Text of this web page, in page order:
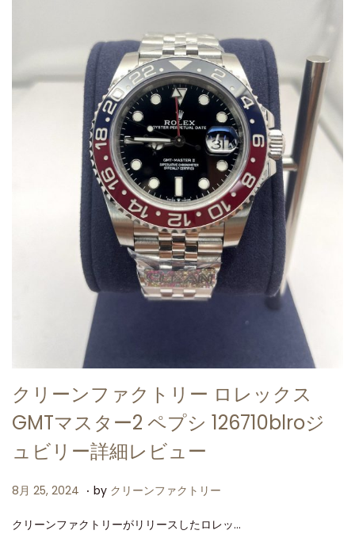
クリーンファクトリー ロレックス
GMTマスター2 ペプシ 126710blroジ
ュビリー詳細レビュー
P
s
8月 25, 2024 8
2
. by クリーンファクトリー
クリーンファクトリーがリリースしたロレッ…